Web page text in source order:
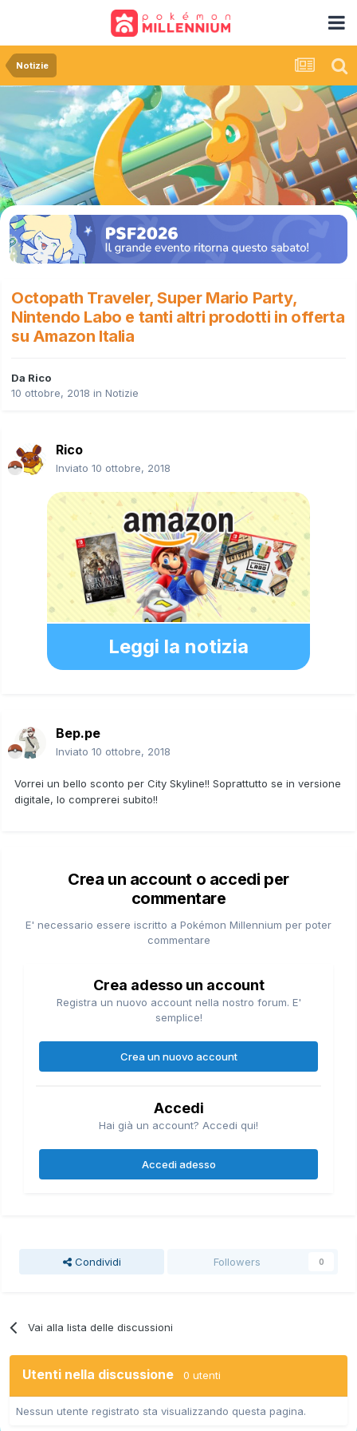
Notizie
Octopath Traveler, Super Mario Party,
Nintendo Labo e tanti altri prodotti in offerta
su Amazon Italia
Da Rico
10 ottobre, 2018 in Notizie
Rico
Inviato 10 ottobre, 2018
Leggi la notizia
Bep.pe
Inviato 10 ottobre, 2018
Vorrei un bello sconto per City Skyline!! Soprattutto se in versione
digitale, lo comprerei subito!!
Crea un account o accedi per
commentare
E' necessario essere iscritto a Pokémon Millennium per poter
commentare
Crea adesso un account
Registra un nuovo account nella nostro forum. E'
semplice!
Crea un nuovo account
Accedi
Hai già un account? Accedi qui!
Accedi adesso
Condividi Followers 0
Vai alla lista delle discussioni
Utenti nella discussione 0 utenti
Nessun utente registrato sta visualizzando questa pagina.